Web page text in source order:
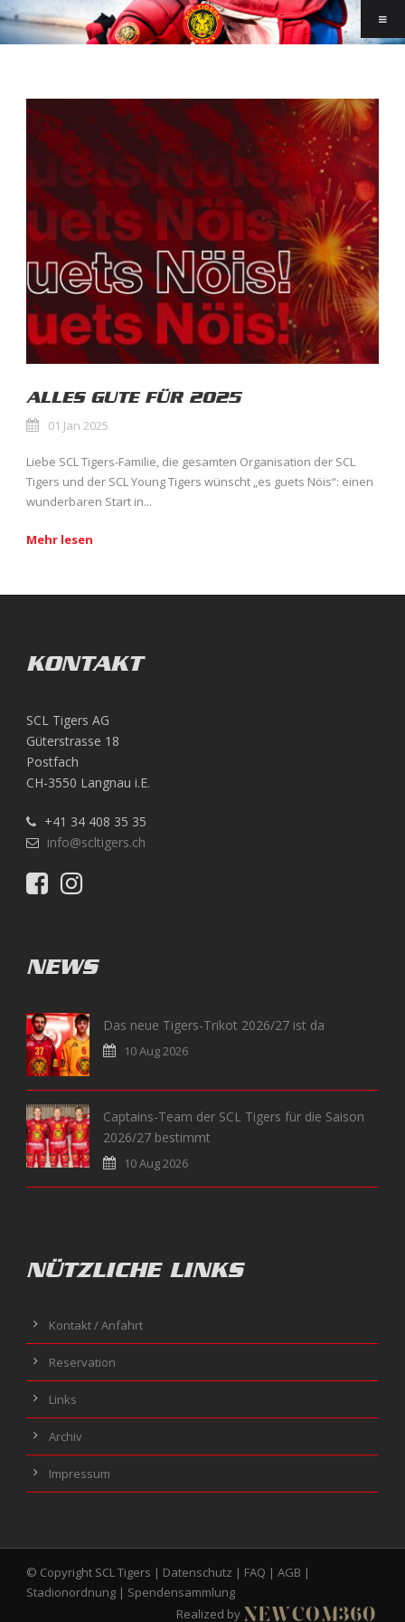
ALLES GUTE FÜR 2025
01 Jan 2025
Liebe SCL Tigers-Familie, die gesamten Organisation der SCL
Tigers und der SCL Young Tigers wünscht „es guets Nöis“: einen
wunderbaren Start in...
Mehr lesen
KONTAKT
SCL Tigers AG
Güterstrasse 18
Postfach
CH-3550 Langnau i.E.
+41 34 408 35 35
info@scltigers.ch
NEWS
Das neue Tigers-Trikot 2026/27 ist da
10 Aug 2026
Captains-Team der SCL Tigers für die Saison
2026/27 bestimmt
10 Aug 2026
NÜTZLICHE LINKS
Kontakt / Anfahrt
Reservation
Links
Archiv
Impressum
© Copyright SCL Tigers | Datenschutz | FAQ | AGB |
Stadionordnung | Spendensammlung
Realized by